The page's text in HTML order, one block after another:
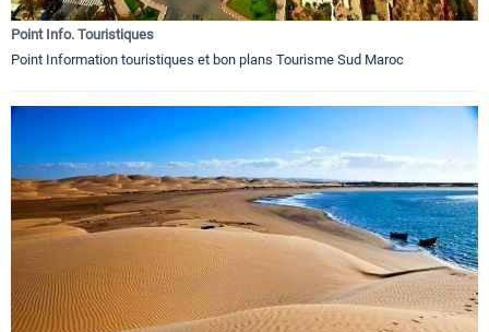
Point Info. Touristiques
Point Information touristiques et bon plans Tourisme Sud Maroc